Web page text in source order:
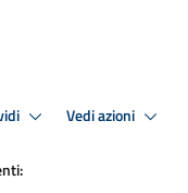
Vedi azioni